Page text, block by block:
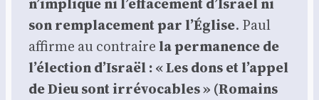
son rem­pla­ce­ment par l’Église. Paul
affirme au contraire la per­ma­nence de
l’élection d’Israël : « Les dons et l’appel
de Dieu sont irré­vo­cables » (Romains